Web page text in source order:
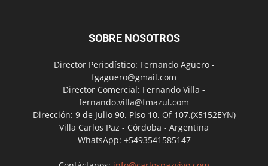
SOBRE NOSOTROS
Director Periodístico: Fernando Agüero -
fgaguero@gmail.com
Director Comercial: Fernando Villa -
fernando.villa@fmazul.com
Dirección: 9 de Julio 90. Piso 10. Of 107.(X5152EYN)
Villa Carlos Paz - Córdoba - Argentina
WhatsApp: +5493541585147